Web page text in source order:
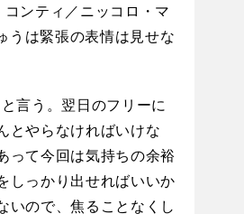
ンティ／ニッコロ・マ
うは緊張の表情は見せな
言う。翌日のフリーに
とやらなければいけな
って今回は気持ちの余裕
しっかり出せればいいか
いので、焦ることなくし